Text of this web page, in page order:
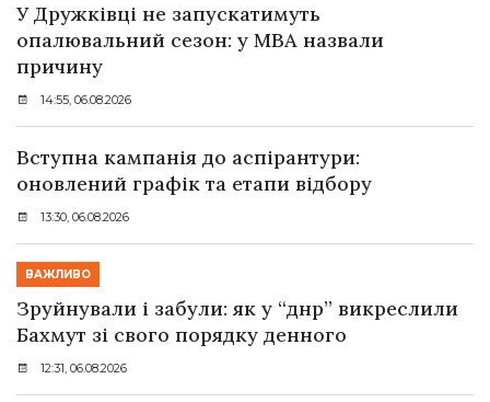
У Дружківці не запускатимуть
опалювальний сезон: у МВА назвали
причину
14:55, 06.08.2026
Вступна кампанія до аспірантури:
оновлений графік та етапи відбору
13:30, 06.08.2026
ВАЖЛИВО
Зруйнували і забули: як у “днр” викреслили
Бахмут зі свого порядку денного
12:31, 06.08.2026